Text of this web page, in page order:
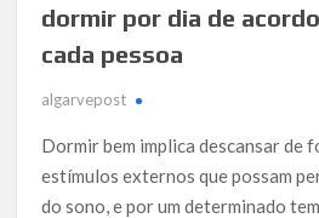
dormir por dia de
cada pessoa
algarvepost
Dormir bem implica descansar de
estímulos externos que possam
do sono, e por um determinado